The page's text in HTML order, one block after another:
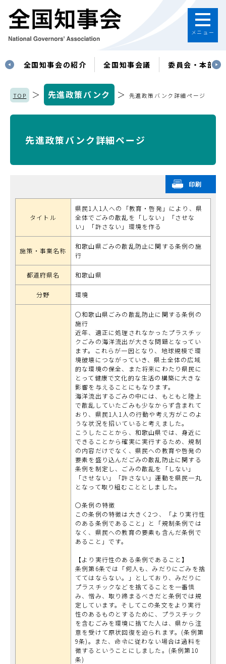
メニュー
全国知事会の紹介 全国知事会議 委員会・本部
TOP ＞ 先進政策バンク ＞ 先進政策バンク詳細ページ
先進政策バンク詳細ページ
印刷
タイトル
県民1人1人への「教育・啓発」により、県
全体でごみの散乱を「しない」「させな
い」「許さない」環境を作る
施策・事業名称
和歌山県ごみの散乱防止に関する条例の施
行
都道府県名 和歌山県
分野 環境
〇和歌山県ごみの散乱防止に関する条例の
施行
近年、適正に処理されなかったプラスチッ
クごみの海洋流出が大きな問題となってい
ます。これらが一因となり、地球規模で環
境破壊につながっていき、県土全体の広域
的な環境の保全、また将来にわたり県民に
とって健康で文化的な生活の構築に大きな
影響を与えることにもなります。
海洋流出するごみの中には、もともと陸上
で散乱していたごみも少なからず含まれて
おり、県民1人1人の行動や考え方がこのよ
うな状況を招いていると考えました。
こうしたことから、和歌山県では、身近に
できることから確実に実行するため、規制
の内容だけでなく、県民への教育や啓発の
要素を盛り込んだごみの散乱防止に関する
条例を制定し、ごみの散乱を「しない」
「させない」「許さない」運動を県民一丸
となって取り組むこととしました。
〇条例の特徴
この条例の特徴は大きく2つ、「より実行性
のある条例であること」と「規制条例では
なく、県民への教育の要素も含んだ条例で
あること」です。
【より実行性のある条例であること】
条例第6条では「何人も、みだりにごみを捨
ててはならない。」としており、みだりに
プラスチックなどを捨てることを一番慎
み、憎み、取り締まるべきだと条例では規
定しています。そしてこの条文をより実行
性のあるものとするために、プラスチック
を含むごみを環境に捨てた人は、県から注
意を受けて原状回復を迫られます。(条例第
9条)。また、命令に従わない場合は過料を
徴するということにしました。(条例第10
条)